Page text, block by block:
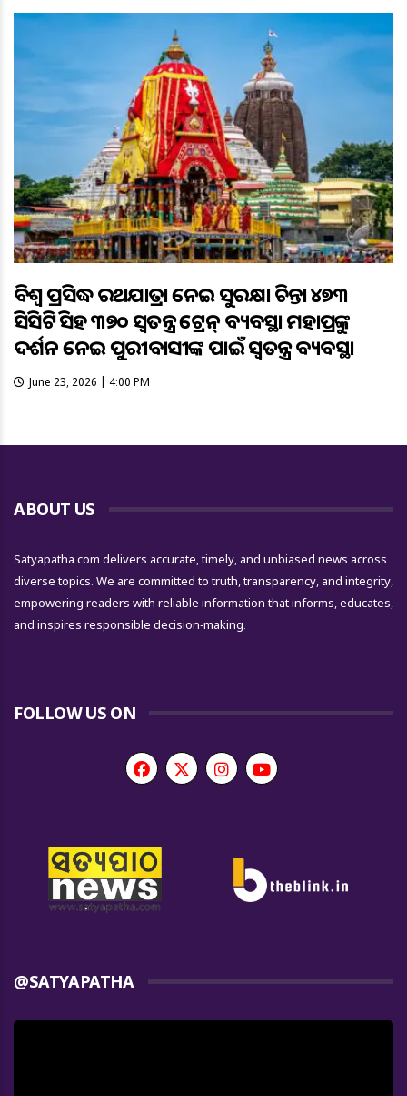
ବିଶ୍ବ ପ୍ରସିଦ୍ଧ ରଥଯାତ୍ରା ନେଇ ସୁରକ୍ଷା ଚିନ୍ତା ୪୭୩
ସିସିଟିଭି ସହ ୩୭୦ ସ୍ୱତନ୍ତ୍ର ଟ୍ରେନ୍ ବ୍ୟବସ୍ଥା ମହାପ୍ରଭୁଙ୍କ
ଦର୍ଶନ ନେଇ ପୁରୀବାସୀଙ୍କ ପାଇଁ ସ୍ବତନ୍ତ୍ର ବ୍ୟବସ୍ଥା
June 23, 2026 | 4:00 PM
ABOUT US
Satyapatha.com delivers accurate, timely, and unbiased news across
diverse topics. We are committed to truth, transparency, and integrity,
empowering readers with reliable information that informs, educates,
and inspires responsible decision-making.
FOLLOW US ON
@SATYAPATHA